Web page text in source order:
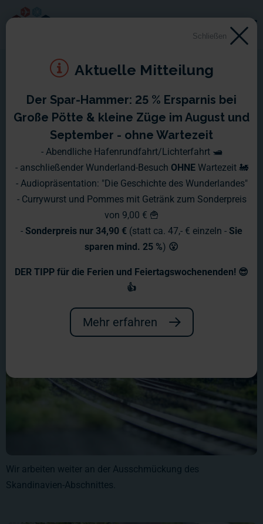
Montag, 31.10. - Sonntag,
06.11.2005
"Süsses oder Saures" war das Motto der letzten Woche:
Halloween ist überstanden! Aber es wurde nicht nur gefeiert,
sondern auch wieder fleissig gearbeitet. Alte Abschnitte
werden überarbeitet und ausserdem laufen die
Vorbereitungen für ein Event, das noch vor Weihnachten
statt finden wird. Näheres werden wir zu gegebener Zeit
Wir arbeiten weiter an der Ausschmückung des
Skandinavien-Abschnittes.
Schließen
Aktuelle Mitteilung
Der Spar-Hammer: 25 % Ersparnis bei
Große Pötte & kleine Züge im August und
September - ohne Wartezeit
- Abendliche Hafenrundfahrt/Lichterfahrt 🛥️
- anschließender Wunderland-Besuch OHNE Wartezeit 🚂
- Audiopräsentation: "Die Geschichte des Wunderlandes"
- Currywurst und Pommes mit Getränk zum Sonderpreis
von 9,00 € 🍟
- Sonderpreis nur 34,90 € (statt ca. 47,- € einzeln - Sie
sparen mind. 25 %) 😮
DER TIPP für die Ferien und Feiertagswochenenden! 😎
👍
Mehr erfahren